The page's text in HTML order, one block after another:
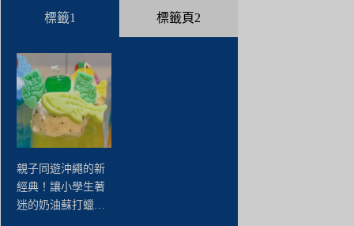
標籤1 標籤頁2
親子同遊沖繩的新
經典！讓小學生著
迷的奶油蘇打蠟燭